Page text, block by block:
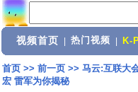
视频首页 热门视频 K-
首页>> 前一页>> 马云:互联大
宏 雷军为你揭秘